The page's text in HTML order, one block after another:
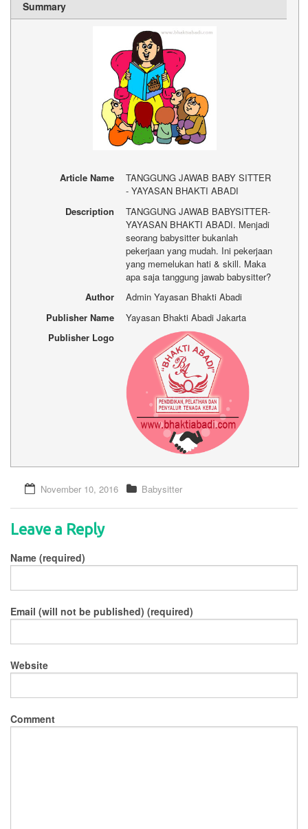
Summary
Article Name
TANGGUNG JAWAB BABY SITTER
- YAYASAN BHAKTI ABADI
Description
TANGGUNG JAWAB BABYSITTER-
YAYASAN BHAKTI ABADI. Menjadi
seorang babysitter bukanlah
pekerjaan yang mudah. Ini pekerjaan
yang memelukan hati & skill. Maka
apa saja tanggung jawab babysitter?
Author
Admin Yayasan Bhakti Abadi
Publisher Name
Yayasan Bhakti Abadi Jakarta
Publisher Logo
November 10, 2016 Babysitter
Leave a Reply
Name (required)
Email (will not be published) (required)
Website
Comment